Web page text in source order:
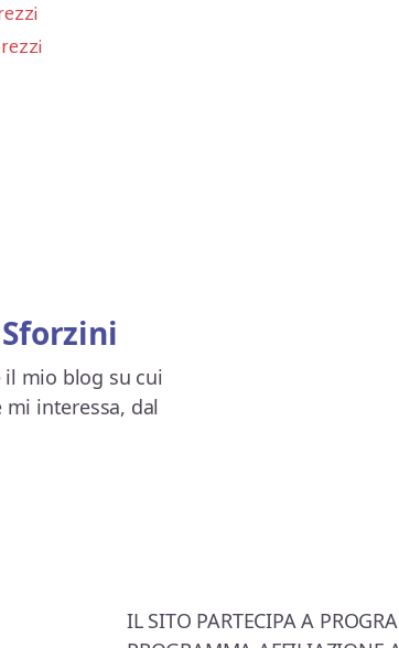
il mio blog su cui
interessa, dal
IL SITO PARTECIPA A